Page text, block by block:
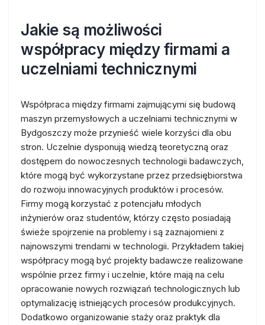
Jakie są możliwości
współpracy między firmami a
uczelniami technicznymi
Współpraca między firmami zajmującymi się budową
maszyn przemysłowych a uczelniami technicznymi w
Bydgoszczy może przynieść wiele korzyści dla obu
stron. Uczelnie dysponują wiedzą teoretyczną oraz
dostępem do nowoczesnych technologii badawczych,
które mogą być wykorzystane przez przedsiębiorstwa
do rozwoju innowacyjnych produktów i procesów.
Firmy mogą korzystać z potencjału młodych
inżynierów oraz studentów, którzy często posiadają
świeże spojrzenie na problemy i są zaznajomieni z
najnowszymi trendami w technologii. Przykładem takiej
współpracy mogą być projekty badawcze realizowane
wspólnie przez firmy i uczelnie, które mają na celu
opracowanie nowych rozwiązań technologicznych lub
optymalizację istniejących procesów produkcyjnych.
Dodatkowo organizowanie staży oraz praktyk dla